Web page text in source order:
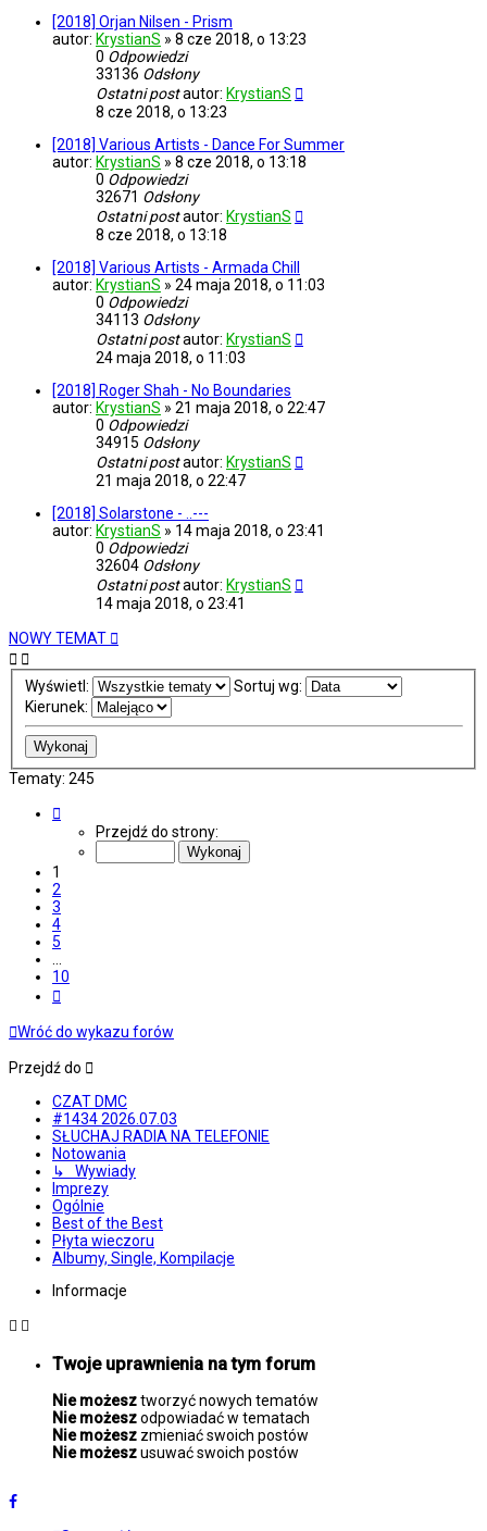
[2018] Orjan Nilsen - Prism
autor: KrystianS » 8 cze 2018, o 13:23
0 Odpowiedzi
33136 Odsłony
Ostatni postautor: KrystianS
8 cze 2018, o 13:23
[2018] Various Artists - Dance For Summer
autor: KrystianS » 8 cze 2018, o 13:18
0 Odpowiedzi
32671 Odsłony
Ostatni postautor: KrystianS
8 cze 2018, o 13:18
[2018] Various Artists - Armada Chill
autor: KrystianS » 24 maja 2018, o 11:03
0 Odpowiedzi
34113 Odsłony
Ostatni postautor: KrystianS
24 maja 2018, o 11:03
[2018] Roger Shah - No Boundaries
autor: KrystianS » 21 maja 2018, o 22:47
0 Odpowiedzi
34915 Odsłony
Ostatni postautor: KrystianS
21 maja 2018, o 22:47
[2018] Solarstone - ..---
autor: KrystianS » 14 maja 2018, o 23:41
0 Odpowiedzi
32604 Odsłony
Ostatni postautor: KrystianS
14 maja 2018, o 23:41
NOWY TEMAT
Wyświetl:
Sortuj wg:
Kierunek:
Tematy: 245
Przejdź do strony:
1
2
3
4
5
10
Wróć do wykazu forów
Przejdź do
CZAT DMC
#1434 2026.07.03
SŁUCHAJ RADIA NA TELEFONIE
Notowania
↳ Wywiady
Imprezy
Ogólnie
Best of the Best
Płyta wieczoru
Albumy, Single, Kompilacje
Informacje
Twoje uprawnienia na tym forum
Nie możesztworzyć nowych tematów
Nie możeszodpowiadać w tematach
Nie możesz zmieniać swoich postów
Nie możeszusuwać swoich postów